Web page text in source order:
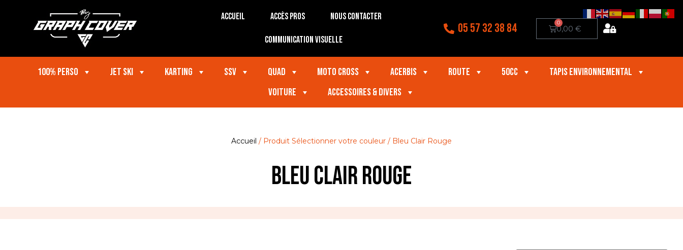
Accueil Accès Pros Nous contacter
Communication visuelle
05 57 32 38 84 0,00 €
0
100% perso Jet ski Karting SSV Quad Moto Cross Acerbis Route 50cc
Tapis Environnemental
VOITURE
Accessoires & divers
Accueil / Produit Sélectionner votre couleur / Bleu Clair Rouge
Bleu Clair Rouge